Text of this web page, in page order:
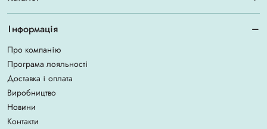
Інформація
Про компанію
Програма лояльності
Доставка і оплата
Виробництво
Новини
Контакти